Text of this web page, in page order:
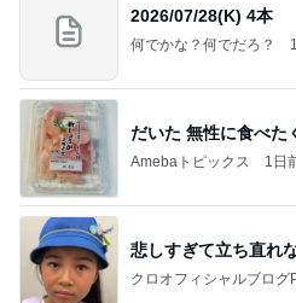
2026/07/28(K) 4本
何でかな？何でだろ？
だいた 無性に食べた
Amebaトピックス 1日
悲しすぎて立ち直れな
クロオフィシャルブロ